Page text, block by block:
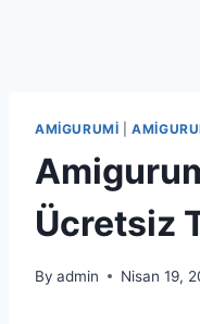
AMIGURUMI |
Ücretsiz
By admin Nisan 19,